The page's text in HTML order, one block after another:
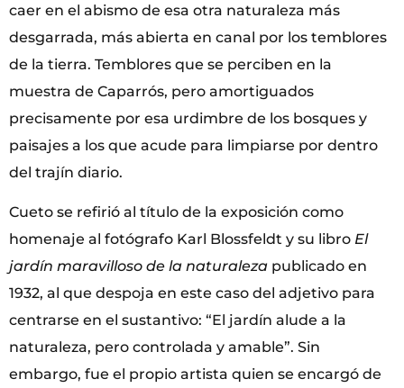
caer en el abismo de esa otra naturaleza más
desgarrada, más abierta en canal por los temblores
de la tierra. Temblores que se perciben en la
muestra de Caparrós, pero amortiguados
precisamente por esa urdimbre de los bosques y
paisajes a los que acude para limpiarse por dentro
del trajín diario.
Cueto se refirió al título de la exposición como
homenaje al fotógrafo Karl Blossfeldt y su libro El
jardín maravilloso de la naturaleza publicado en
1932, al que despoja en este caso del adjetivo para
centrarse en el sustantivo: “El jardín alude a la
naturaleza, pero controlada y amable”. Sin
embargo, fue el propio artista quien se encargó de